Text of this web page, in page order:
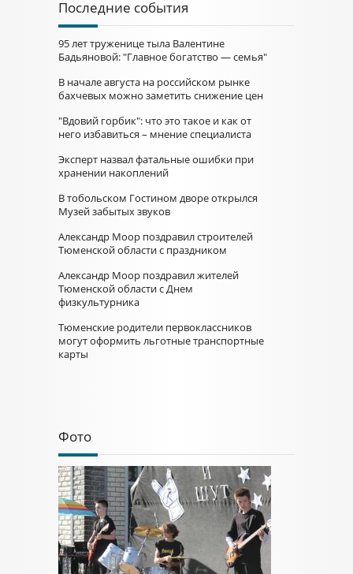
Последние события
95 лет труженице тыла Валентине
Бадьяновой: "Главное богатство — семья"
В начале августа на российском рынке
бахчевых можно заметить снижение цен
"Вдовий горбик": что это такое и как от
него избавиться – мнение специалиста
Эксперт назвал фатальные ошибки при
хранении накоплений
В тобольском Гостином дворе открылся
Музей забытых звуков
Александр Моор поздравил строителей
Тюменской области с праздником
Александр Моор поздравил жителей
Тюменской области с Днем
физкультурника
Тюменские родители первоклассников
могут оформить льготные транспортные
карты
Фото